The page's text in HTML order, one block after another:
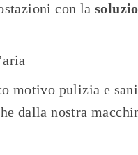
con la
motivo pulizia e
dalla nostra